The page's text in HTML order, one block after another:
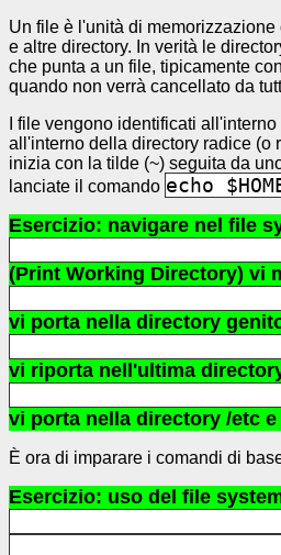
Un file è l'unità di
e altre directory. In verità le
che punta a un file, tipicamente
quando non verrà cancellato da
I file vengono identificati
all'interno della directory radice (o
inizia con la tilde (~) seguita da
lanciate il comando echo
Esercizio: navigare nel file
(Print Working Directory) vi
vi porta nella directory
vi riporta nell'ultima
vi porta nella directory /etc
È ora di imparare i comandi di
Esercizio: uso del file